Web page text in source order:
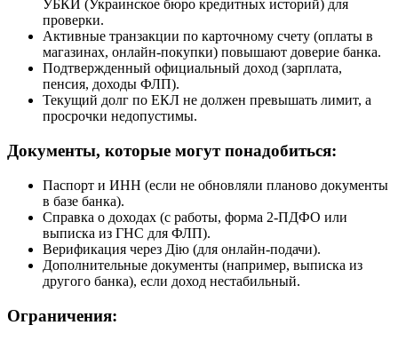
УБКИ (Украинское бюро кредитных историй) для
проверки.
Активные транзакции по карточному счету (оплаты в
магазинах, онлайн-покупки) повышают доверие банка.
Подтвержденный официальный доход (зарплата,
пенсия, доходы ФЛП).
Текущий долг по ЕКЛ не должен превышать лимит, а
просрочки недопустимы.
Документы, которые могут понадобиться:
Паспорт и ИНН (если не обновляли планово документы
в базе банка).
Справка о доходах (с работы, форма 2-ПДФО или
выписка из ГНС для ФЛП).
Верификация через Дію (для онлайн-подачи).
Дополнительные документы (например, выписка из
другого банка), если доход нестабильный.
Ограничения: